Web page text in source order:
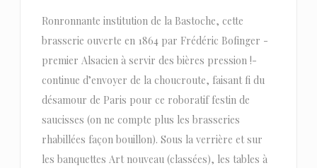
Ronronnante institution de la Bastoche, cette
brasserie ouverte en 1864 par Frédéric Bofinger -
premier Alsacien à servir des bières pression !-
continue d’envoyer de la choucroute, faisant fi du
désamour de Paris pour ce roboratif festin de
saucisses (on ne compte plus les brasseries
rhabillées façon bouillon). Sous la verrière et sur
les banquettes Art nouveau (classées), les tables à